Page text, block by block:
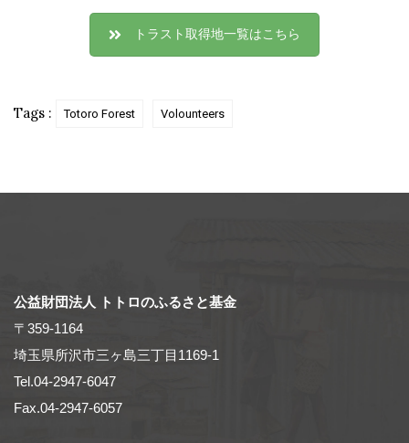
トラスト取得地一覧はこちら
Tags : Totoro Forest Volounteers
公益財団法人 トトロのふるさと基金
〒359-1164
埼玉県所沢市三ヶ島三丁目1169-1
Tel.04-2947-6047
Fax.04-2947-6057